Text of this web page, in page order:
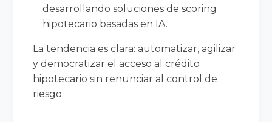
desarrollando soluciones de scoring
hipotecario basadas en IA.
La tendencia es clara: automatizar, agilizar
y democratizar el acceso al crédito
hipotecario sin renunciar al control de
riesgo.